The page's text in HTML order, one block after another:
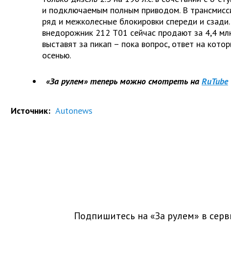
и подключаемым полным приводом. В
ряд и межколесные блокировки спереди и
внедорожник 212 Т01 сейчас продают за 4,4
выставят за пикап – пока вопрос, ответ на
осенью.
«За рулем» теперь можно смотреть на RuTube
Источник: Autonews
Подпишитесь на «За рулем» в